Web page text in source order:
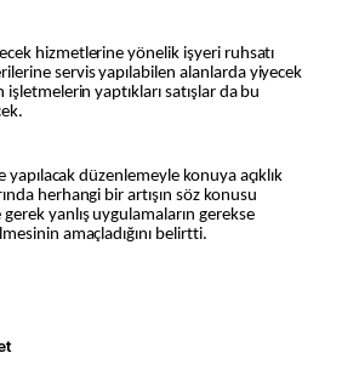
hizmetlerine yönelik işyeri ruhsatı
servis yapılabilen alanlarda yiyecek
yaptıkları satışlar da bu
düzenlemeyle konuya açıklık
herhangi bir artışın söz konusu
gerek yanlış uygulamaların gerekse
amaçladığını belirtti.